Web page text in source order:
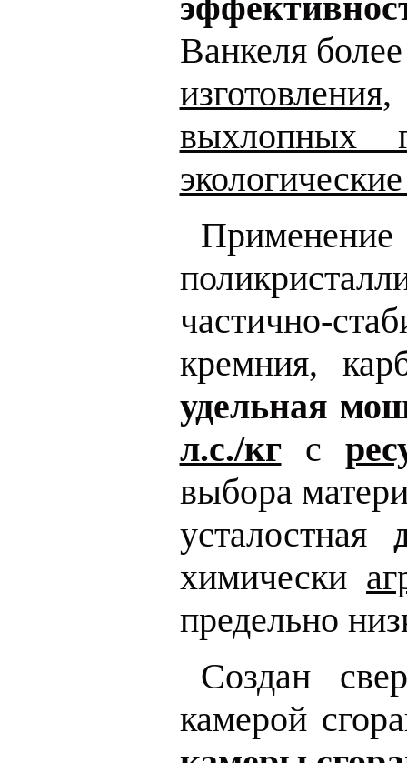
Ванкеля
изготовления,
выхлопных
частично-
кремния,
удельная
л.с./кг
с
выбора
усталостная
химически
предельно
Создан
камерой